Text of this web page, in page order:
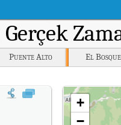
Puente Alto El Bosque
Endeksi (AQI).
+
−